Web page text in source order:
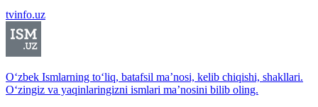
tvinfo.uz
O‘zbek Ismlarning to‘liq, batafsil ma’nosi, kelib chiqishi, shakllari.
O‘zingiz va yaqinlaringizni ismlari ma’nosini bilib oling.